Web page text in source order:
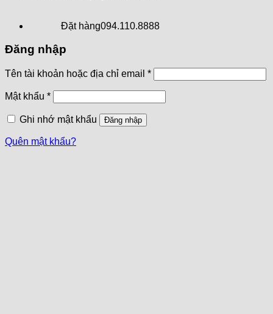
Đặt hàng094.110.8888
Đăng nhập
Tên tài khoản hoặc địa chỉ email *
Mật khẩu *
Ghi nhớ mật khẩu Đăng nhập
Quên mật khẩu?